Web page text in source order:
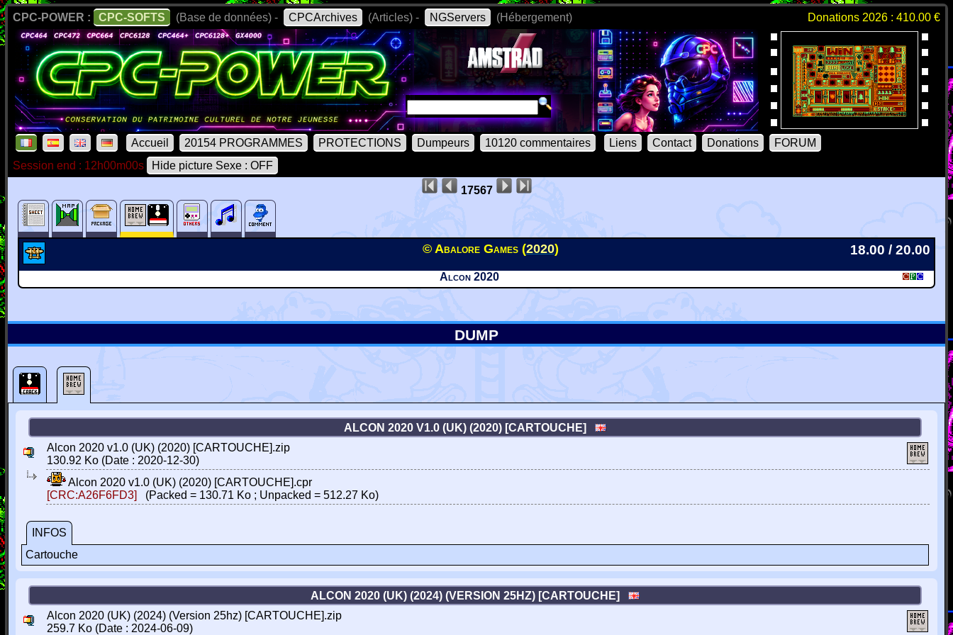
CPC-POWER : CPC-SOFTS (Base de données) - CPCArchives (Articles) - NGServers (Hébergement) Donations 2026 : 410.00 €
Accueil 20154 PROGRAMMES PROTECTIONS Dumpeurs 10120 commentaires Liens Contact Donations
FORUM
Session end : 12h00m00s
Hide picture Sexe : OFF
17567
© Abalore Games (2020) 18.00 / 20.00
Alcon 2020
DUMP
ALCON 2020 V1.0 (UK) (2020) [CARTOUCHE]
Alcon 2020 v1.0 (UK) (2020) [CARTOUCHE].zip
130.92 Ko (Date : 2020-12-30)
Alcon 2020 v1.0 (UK) (2020) [CARTOUCHE].cpr
[CRC:A26F6FD3]
(Packed = 130.71 Ko ; Unpacked = 512.27 Ko)
INFOS
Cartouche
ALCON 2020 (UK) (2024) (VERSION 25HZ) [CARTOUCHE]
Alcon 2020 (UK) (2024) (Version 25hz) [CARTOUCHE].zip
259.7 Ko (Date : 2024-06-09)